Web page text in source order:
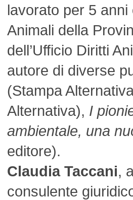
lavorato per 5
Animali della
dell’Ufficio Diritti
autore di diverse
(Stampa
Alternativa), I
ambientale, una
editore).
Claudia Taccani,
consulente